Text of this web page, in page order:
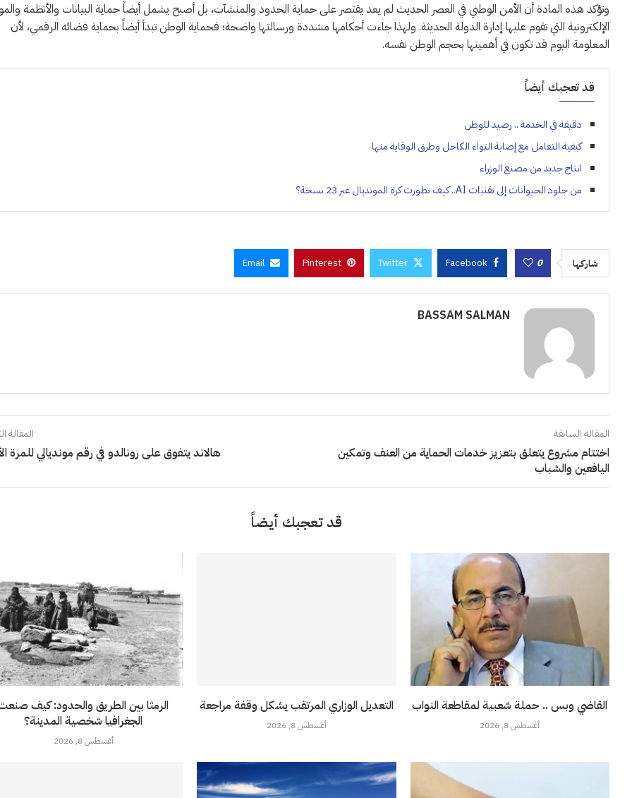
وتؤكد هذه المادة أن الأمن الوطني في العصر الحديث لم يعد يقتصر على حماية الحدود والمنشآت، بل أصبح يشمل أيضاً حماية البيانات والأنظمة
الإلكترونية التي تقوم عليها إدارة الدولة الحديثة. ولهذا جاءت أحكامها مشددة ورسالتها واضحة؛ فحماية الوطن تبدأ أيضاً بحماية فضائه الرقمي، لأن
المعلومة اليوم قد تكون في أهميتها بحجم الوطن نفسه.
قد تعجبك أيضاً
دقيقة في الخدمة .. رصيد للوطن
كيفية التعامل مع إصابة التواء الكاحل وطرق الوقاية منها
انتاج جديد من مصنع الوزراء
من جلود الحيوانات إلى تقنيات AI.. كيف تطورت كرة المونديال عبر 23 نسخة؟
شاركها 0
Facebook
Twitter
Pinterest
Email
BASSAM SALMAN
المقالة السابقة
اختتام مشروع يتعلق بتعزيز خدمات الحماية من العنف وتمكين
اليافعين والشباب
المقالة
هالاند يتفوق على رونالدو في رقم مونديالي للمرة
قد تعجبك أيضاً
الرمثا بين الطريق والحدود: كيف
الجغرافيا شخصية المدينة؟
أغسطس 8, 2026
التعديل الوزاري المرتقب يشكل وقفة مراجعة
أغسطس 8, 2026
القاضي وبس .. حملة شعبية لمقاطعة النواب
أغسطس 8, 2026